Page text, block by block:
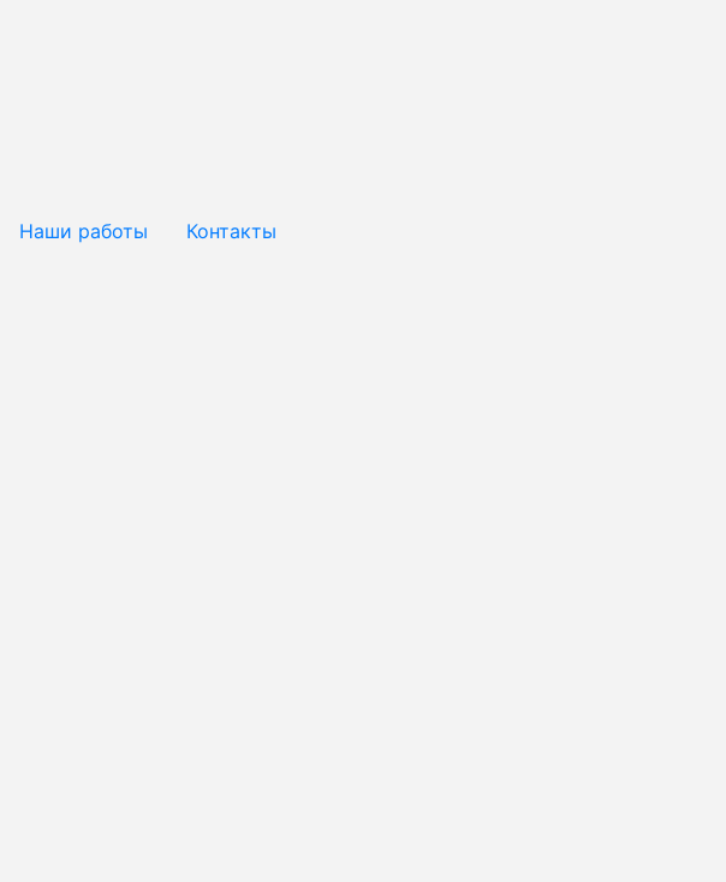
Наши работы Контакты